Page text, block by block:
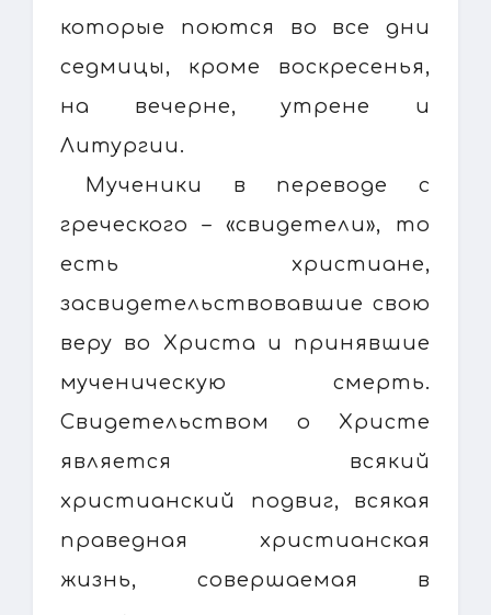
которые поются во все дни
седмицы, кроме воскресенья,
на вечерне, утрене и
Литургии.
Мученики в переводе с
греческого – «свидетели», то
есть христиане,
засвидетельствовавшие свою
веру во Христа и принявшие
мученическую смерть.
Свидетельством о Христе
является всякий
христианский подвиг, всякая
праведная христианская
жизнь, совершаемая в